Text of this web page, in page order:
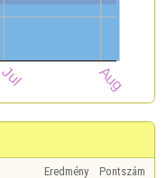
Eredmény
Pontszám